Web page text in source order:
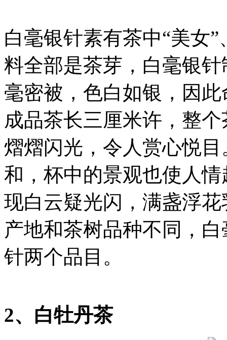
白毫银针素有茶中“美女
料全部是茶芽，白毫银
毫密被，色白如银，因
成品茶长三厘米许，整
熠熠闪光，令人赏心悦
和，杯中的景观也使人
现白云疑光闪，满盏浮
产地和茶树品种不同，
针两个品目。
2、白牡丹茶